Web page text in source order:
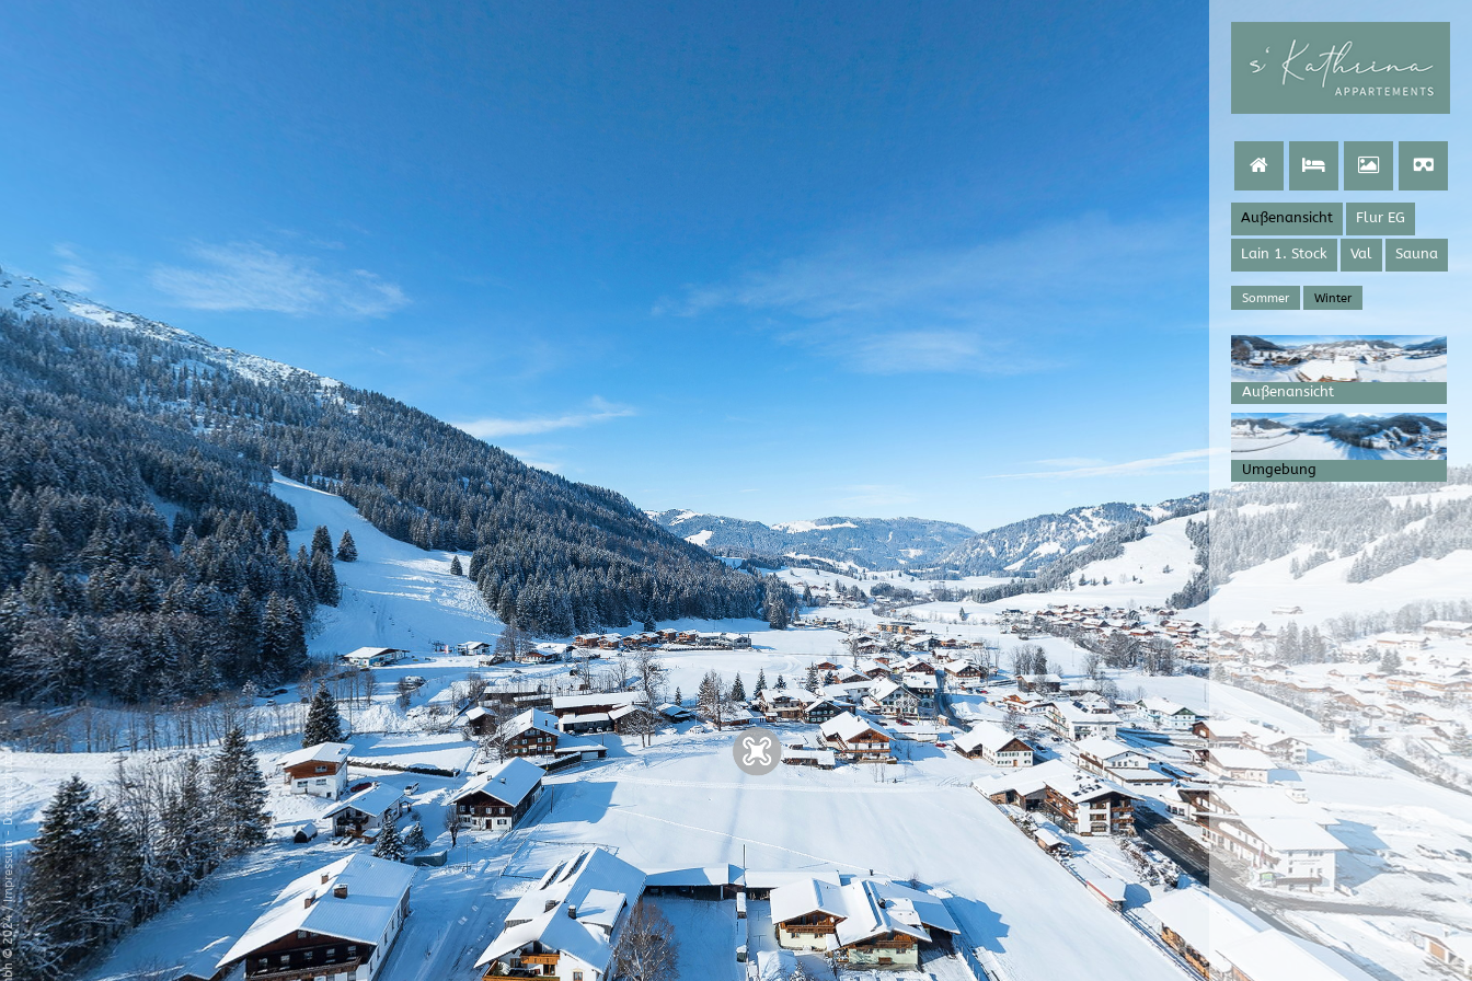
Außenansicht Flur EG
Lain 1. Stock Val Sauna
Sommer Winter
Außenansicht
Umgebung
/
Impressum
-
Datenschutz